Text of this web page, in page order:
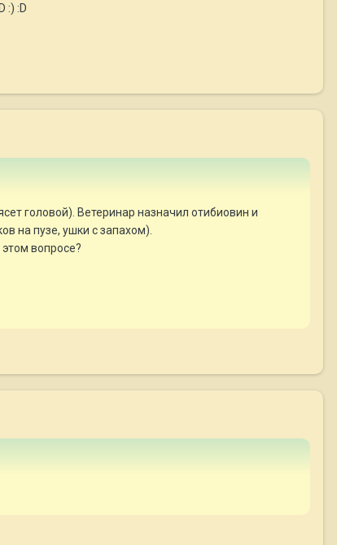
:) :D
головой). Ветеринар назначил отибиовин и
на пузе, ушки с запахом).
вопросе?